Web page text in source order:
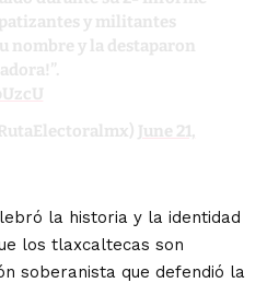
y militantes
nombre y la destaparon
June 21,
la historia y la identidad
los tlaxcaltecas son
soberanista que defendió la